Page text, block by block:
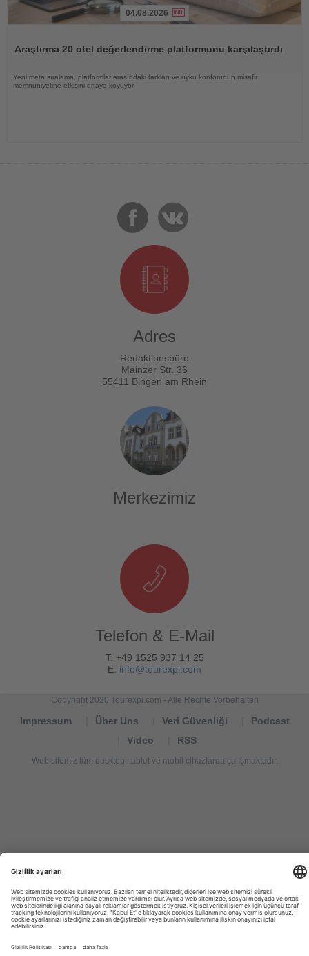
04.08.2026
Araştırma 20 otel değerlendirme platformunu karşılaştırdı
Yeni meta sıralama, platformlar arasındaki farkları ve uyku konforunun misafir
memnuniyetine etkisini ortaya koyuyor
Adres
Redaktionsbüro
Mainzer Str. 36
55411 Bingen am Rhein
Merkezimiz
Telefon & E-Mail
T. +49 1525 937 14 25
E. info@tourexpi.com
Copyright 2020 Tourexpi.com - Alle Rechte Vorbehalten
Impressum Über Uns Veri Güvenliği
Podcast
Video
RSS
Web sitemiz tüm desktop, tablet ve mobil cihazlarda çalışmaktadır.
de
Tourismus
Nachrichten,
новости